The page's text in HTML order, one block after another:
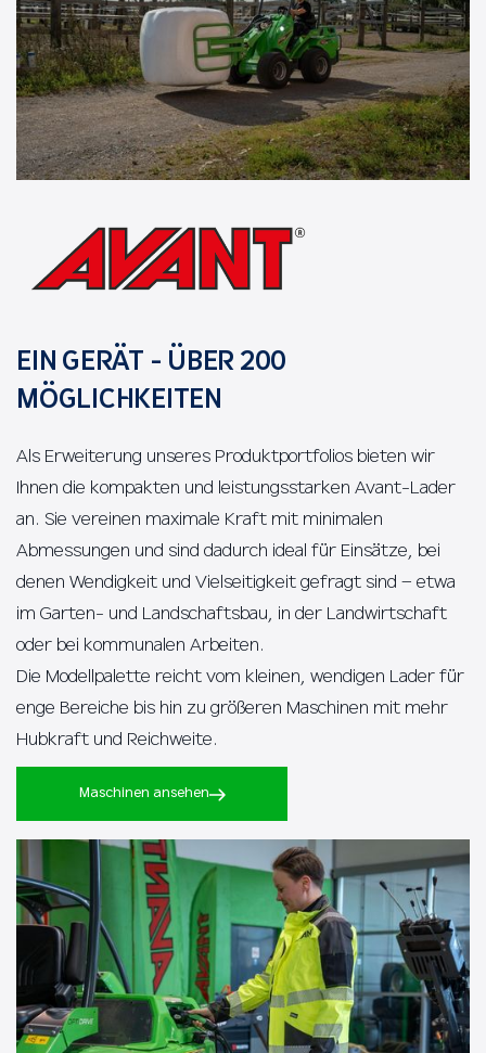
EIN GERÄT - ÜBER 200
MÖGLICHKEITEN
Als Erweiterung unseres Produktportfolios bieten wir
Ihnen die kompakten und leistungsstarken Avant-Lader
an. Sie vereinen maximale Kraft mit minimalen
Abmessungen und sind dadurch ideal für Einsätze, bei
denen Wendigkeit und Vielseitigkeit gefragt sind – etwa
im Garten- und Landschaftsbau, in der Landwirtschaft
oder bei kommunalen Arbeiten.
Die Modellpalette reicht vom kleinen, wendigen Lader für
enge Bereiche bis hin zu größeren Maschinen mit mehr
Hubkraft und Reichweite.
Maschinen ansehen